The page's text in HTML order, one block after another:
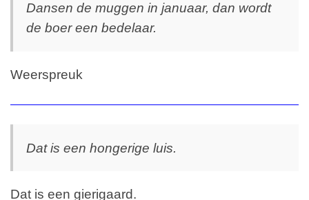
Dansen de muggen in januaar, dan wordt
de boer een bedelaar.
Weerspreuk
Dat is een hongerige luis.
Dat is een gierigaard.